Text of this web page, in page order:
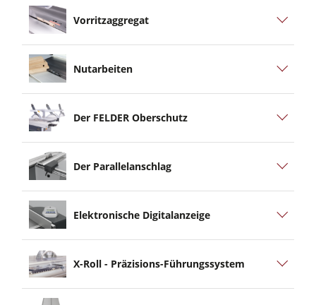
Vorritzaggregat
Nutarbeiten
Der FELDER Oberschutz
Der Parallelanschlag
Elektronische Digitalanzeige
X-Roll - Präzisions-Führungssystem